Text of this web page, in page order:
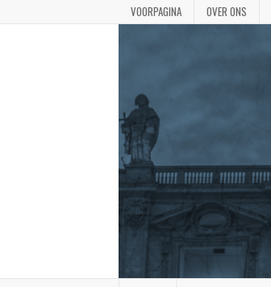
VOORPAGINA OVER ONS